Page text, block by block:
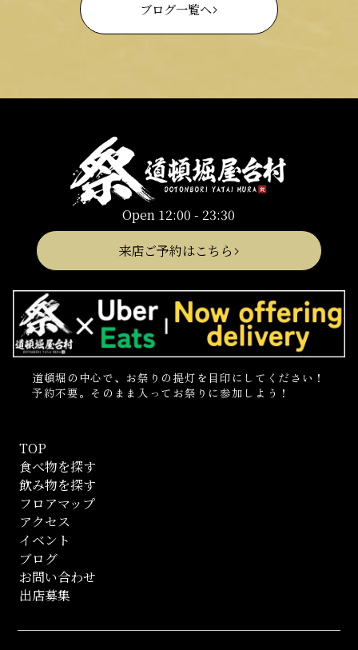
ブログ一覧へ
Open 12:00 - 23:30
来店ご予約はこちら
道頓堀の中心で、お祭りの提灯を目印にしてください！
予約不要。そのまま入ってお祭りに参加しよう！
TOP
食べ物を探す
飲み物を探す
フロアマップ
アクセス
イベント
ブログ
お問い合わせ
出店募集